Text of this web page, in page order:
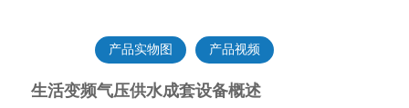
产品实物图 产品视频
生活变频气压供水成套设备概述